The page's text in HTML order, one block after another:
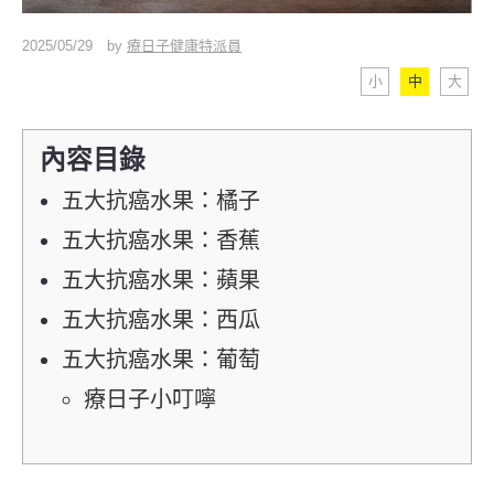
2025/05/29 by 療日子健康特派員
小 中 大
內容目錄
五大抗癌水果：橘子
五大抗癌水果：香蕉
五大抗癌水果：蘋果
五大抗癌水果：西瓜
五大抗癌水果：葡萄
療日子小叮嚀